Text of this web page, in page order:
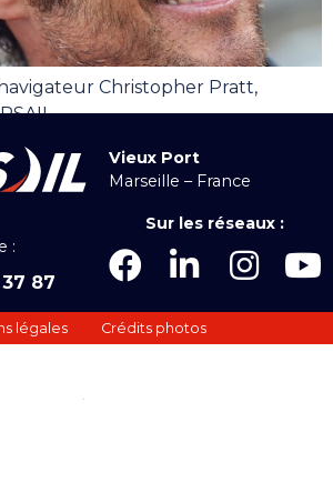
Christopher Pratt,
Vieux Port
Marseille – France
:
87
Sur les réseaux :
légales Crédits photos